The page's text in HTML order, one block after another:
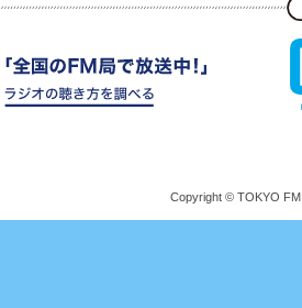
Copyright © TOKYO